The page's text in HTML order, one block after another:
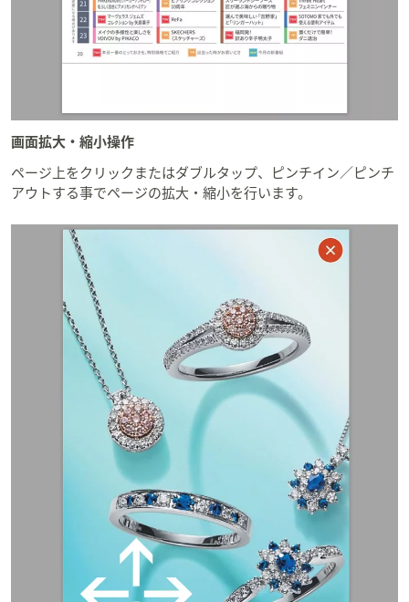
画面拡大・縮小操作
ページ上をクリックまたはダブルタップ、ピンチイン／ピンチ
アウトする事でページの拡大・縮小を行います。